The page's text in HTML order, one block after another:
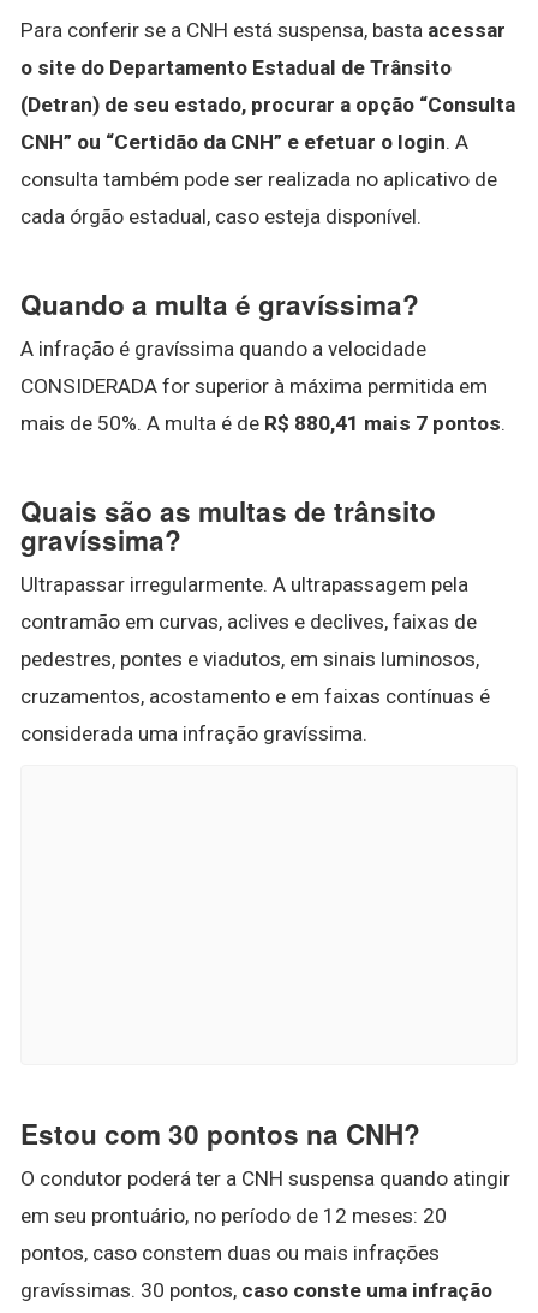
Para conferir se a CNH está suspensa, basta acessar
o site do Departamento Estadual de Trânsito
(Detran) de seu estado, procurar a opção “Consulta
CNH” ou “Certidão da CNH” e efetuar o login. A
consulta também pode ser realizada no aplicativo de
cada órgão estadual, caso esteja disponível.
Quando a multa é gravíssima?
A infração é gravíssima quando a velocidade
CONSIDERADA for superior à máxima permitida em
mais de 50%. A multa é de R$ 880,41 mais 7 pontos.
Quais são as multas de trânsito
gravíssima?
Ultrapassar irregularmente. A ultrapassagem pela
contramão em curvas, aclives e declives, faixas de
pedestres, pontes e viadutos, em sinais luminosos,
cruzamentos, acostamento e em faixas contínuas é
considerada uma infração gravíssima.
Estou com 30 pontos na CNH?
O condutor poderá ter a CNH suspensa quando atingir
em seu prontuário, no período de 12 meses: 20
pontos, caso constem duas ou mais infrações
gravíssimas. 30 pontos, caso conste uma infração